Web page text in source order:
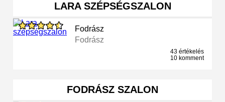
LARA SZÉPSÉGSZALON
Fodrász
Fodrász
43 értékelés
10 komment
FODRÁSZ SZALON